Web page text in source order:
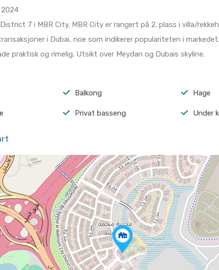
2024
7 i MBR City. MBR City er rangert på 2. plass i villa/
i Dubai, noe som indikerer populariteten i
praktisk og rimelig. Utsikt over Meydan og Dubais skyline.
Balkong Hage
Privat basseng Under